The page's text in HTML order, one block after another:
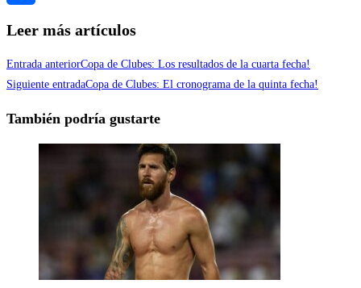
Leer más artículos
Entrada anteriorCopa de Clubes: Los resultados de la cuarta fecha!
Siguiente entradaCopa de Clubes: El cronograma de la quinta fecha!
También podría gustarte